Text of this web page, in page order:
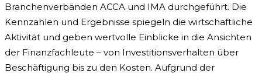
Branchenverbänden ACCA und IMA durchgeführt. Die
Kennzahlen und Ergebnisse spiegeln die wirtschaftliche
Aktivität und geben wertvolle Einblicke in die Ansichten
der Finanzfachleute – von Investitionsverhalten über
Beschäftigung bis zu den Kosten. Aufgrund der